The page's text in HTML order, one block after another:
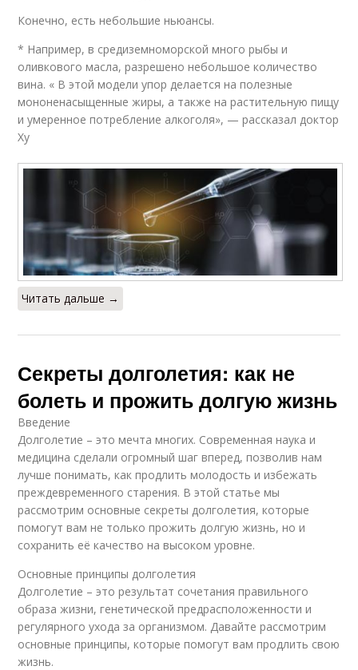
Конечно, есть небольшие ньюансы.
* Например, в средиземноморской много рыбы и
оливкового масла, разрешено небольшое количество
вина. « В этой модели упор делается на полезные
мононенасыщенные жиры, а также на растительную пищу
и умеренное потребление алкоголя», — рассказал доктор
Ху
Читать дальше →
Секреты долголетия: как не
болеть и прожить долгую жизнь
Введение
Долголетие – это мечта многих. Современная наука и
медицина сделали огромный шаг вперед, позволив нам
лучше понимать, как продлить молодость и избежать
преждевременного старения. В этой статье мы
рассмотрим основные секреты долголетия, которые
помогут вам не только прожить долгую жизнь, но и
сохранить её качество на высоком уровне.
Основные принципы долголетия
Долголетие – это результат сочетания правильного
образа жизни, генетической предрасположенности и
регулярного ухода за организмом. Давайте рассмотрим
основные принципы, которые помогут вам продлить свою
жизнь.